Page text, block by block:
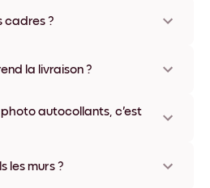
cadres ?
disponibles, y compris sans
la livraison ?
Livraison express possible dans
de suivi accompagne chaque
autocollants, c'est
les murs ?